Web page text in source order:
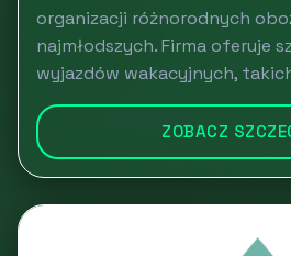
organizacji różnorodnych
najmłodszych. Firma oferuje
wyjazdów wakacyjnych,
ZOBACZ